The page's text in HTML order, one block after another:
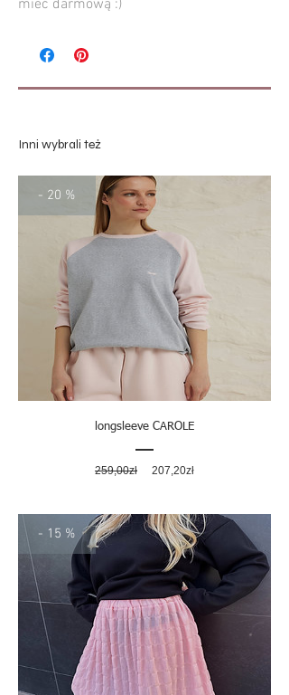
mieć darmową :)
Inni wybrali też
- 20 %
longsleeve CAROLE
259,00zł
Regularna
207,20złCena
- 15 %